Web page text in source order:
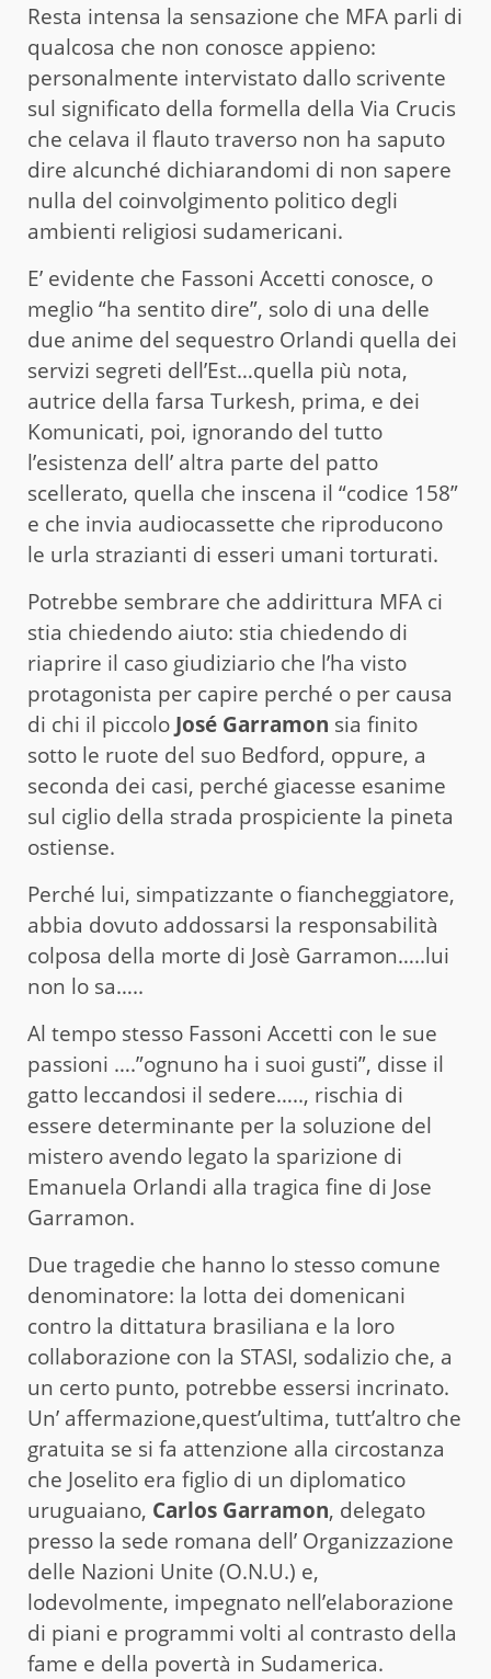
Resta intensa la sensazione che MFA parli di
qualcosa che non conosce appieno:
personalmente intervistato dallo scrivente
sul significato della formella della Via Crucis
che celava il flauto traverso non ha saputo
dire alcunché dichiarandomi di non sapere
nulla del coinvolgimento politico degli
ambienti religiosi sudamericani.
E’ evidente che Fassoni Accetti conosce, o
meglio “ha sentito dire”, solo di una delle
due anime del sequestro Orlandi quella dei
servizi segreti dell’Est…quella più nota,
autrice della farsa Turkesh, prima, e dei
Komunicati, poi, ignorando del tutto
l’esistenza dell’ altra parte del patto
scellerato, quella che inscena il “codice 158”
e che invia audiocassette che riproducono
le urla strazianti di esseri umani torturati.
Potrebbe sembrare che addirittura MFA ci
stia chiedendo aiuto: stia chiedendo di
riaprire il caso giudiziario che l’ha visto
protagonista per capire perché o per causa
di chi il piccolo José Garramon sia finito
sotto le ruote del suo Bedford, oppure, a
seconda dei casi, perché giacesse esanime
sul ciglio della strada prospiciente la pineta
ostiense.
Perché lui, simpatizzante o fiancheggiatore,
abbia dovuto addossarsi la responsabilità
colposa della morte di Josè Garramon…..lui
non lo sa…..
Al tempo stesso Fassoni Accetti con le sue
passioni ….”ognuno ha i suoi gusti”, disse il
gatto leccandosi il sedere….., rischia di
essere determinante per la soluzione del
mistero avendo legato la sparizione di
Emanuela Orlandi alla tragica fine di Jose
Garramon.
Due tragedie che hanno lo stesso comune
denominatore: la lotta dei domenicani
contro la dittatura brasiliana e la loro
collaborazione con la STASI, sodalizio che, a
un certo punto, potrebbe essersi incrinato.
Un’ affermazione,quest’ultima, tutt’altro che
gratuita se si fa attenzione alla circostanza
che Joselito era figlio di un diplomatico
uruguaiano, Carlos Garramon, delegato
presso la sede romana dell’ Organizzazione
delle Nazioni Unite (O.N.U.) e,
lodevolmente, impegnato nell’elaborazione
di piani e programmi volti al contrasto della
fame e della povertà in Sudamerica.